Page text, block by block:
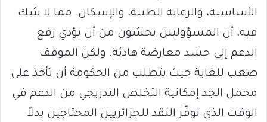
الأساسية، والرعاية الطبية، والإسكان. مما لا شك
فيه، أن المسؤولينن يخشون من أن يؤدي رفع
الدعم إلى حشد معارضة هادئة. ولكن الموقف
صعب للغاية حيث يتطلب من الحكومة أن تأخذ على
محمل الجد إمكانية التخلص التدريجي من الدعم في
الوقت الذي توفّر النقد للجزائريين المحتاجين بدلاً